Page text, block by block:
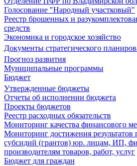
Голосование "Народный участковый"
Реестр брошенных и
средств
Экономика и городское хозяйство
Документы стратегического
Прогноз развития
Муниципальные программы
Бюджет
Утвержденные бюджеты
Отчеты об исполнении бюджета
Проекты бюджетов
Реестр расходных обязательств
Мониторинг качества финансового
Мониторинг достижения результатов
субсидий (грантов) юр. лицам, ИП,
производителям товаров, работ, услуг
Бюджет для граждан